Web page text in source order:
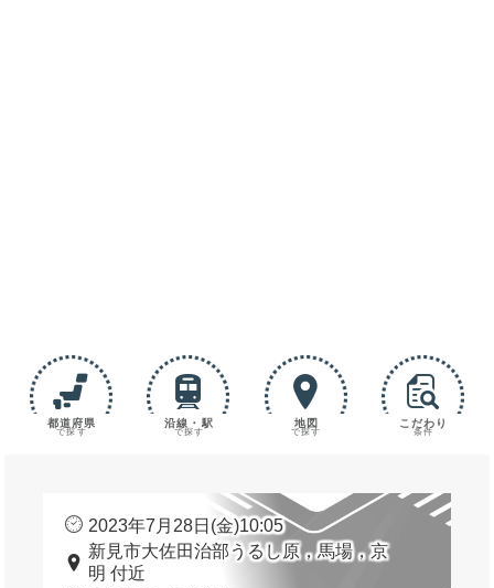
都道府県
で探す
沿線・駅
で探す
地図
で探す
こだわり
条件
2023年7月28日(金)10:05
新見市大佐田治部うるし原，馬場，京
明 付近